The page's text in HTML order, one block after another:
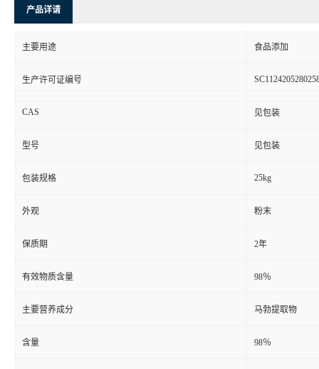
产品详请
主要用途 食品添加
生产许可证编号
CAS 见包装
型号 见包装
包装规格 25kg
外观 粉末
保质期 2年
有效物质含量 98％
主要营养成分 马勃提取物
含量 98％